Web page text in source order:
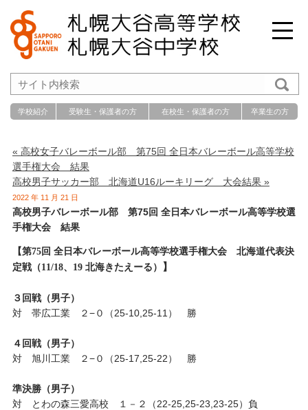
学校紹介 受験生・保護者の方 在校生・保護者の方 卒業生の方
« 高校女子バレーボール部 第75回 全日本バレーボール高等学校
選手権大会 結果
高校男子サッカー部 北海道U16ルーキリーグ 大会結果 »
2022 年 11 月 21 日
高校男子バレーボール部 第75回 全日本バレーボール高等学校選
手権大会 結果
【第75回 全日本バレーボール高等学校選手権大会 北海道代表決
定戦（11/18、19 北海きたえーる）
】
３回戦（男子）
対 帯広工業 ２−０（25-10,25-11） 勝
４回戦（男子）
対 旭川工業 ２−０（25-17,25-22） 勝
準決勝（男子）
対 とわの森三愛高校 １－２（22-25,25-23,23-25）負